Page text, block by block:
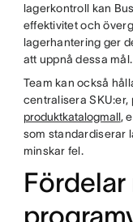
lagerkontroll kan
effektivitet och
lagerhantering ger
att uppnå dessa mål.
Team kan också
centralisera
produktkatalogmall,
som standardiserar
minskar fel.
Fördelar